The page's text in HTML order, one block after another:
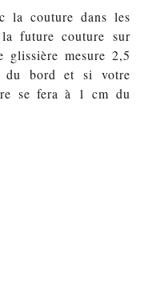
la couture dans les
future couture sur
glissière mesure 2,5
du bord et si votre
se fera à 1 cm du